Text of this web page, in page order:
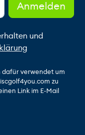
und
dafür verwendet um
zu
Link im E-Mail